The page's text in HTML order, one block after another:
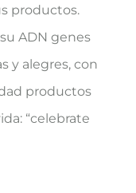
productos.
ADN genes
y alegres, con
productos
“celebrate